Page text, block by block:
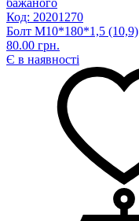
бажаного
Код: 20201270
Болт М10*180*1,5 (10,9)
80.00 грн.
Є в наявності